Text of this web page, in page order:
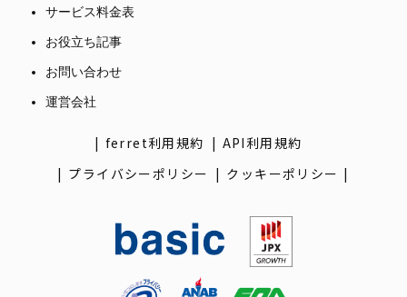
サービス料金表
お役立ち記事
お問い合わせ
運営会社
ferret利用規約
API利用規約
プライバシーポリシー
クッキーポリシー